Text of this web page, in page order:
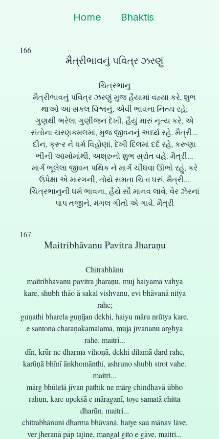
Home Bhaktis
મૈત્રીભાવનું પવિત્ર ઝરણું
ચિત્રભાનુ
મૈત્રીભાવનું પવિત્ર ઝરણું મુજ હૈયામાં વહ્યા કરે, શુભ
થાઓ આ સકલ વિશ્વનું, એવી ભાવના નિત્ય રહે;
ગુણથી ભરેલા ગુણીજન દેખી, હૈયું મારું નૃત્ય કરે, એ
સંતોના ચરણકમલમાં, મુજ જીવનનું અર્ધ્ય રહે. મૈત્રી...
દીન, ક્રૂર ને ધર્મ વિહોણાં, દેખી દિલમાં દર્દ રહે, કરૂણા
ભીની આંખોમાંથી, અશ્રુનો શુભ સ્રોત વહે. મૈત્રી...
માર્ગ ભૂલેલા જીવન પથિક ને માર્ગ ચીંધવા ઊભો રહું, કરે
ઉપેક્ષા એ મારગની, તોયે સમતા ચિત્ત ધરું. મૈત્રી...
ચિત્રભાનુની ધર્મ ભાવના, હૈયે સૌ માનવ લાવે, વેર ઝેરનાં
પાપ તજીને, મંગલ ગીતો એ ગાવે. મૈત્રી
166
Maitribhāvanu Pavitra Jharaṇu
Chitrabhānu
maitribhāvanu pavitra jharaņu, muj haiyāmā vahyā
kare, shubh thāo ā sakal vishvanu, evi bhāvanā nitya
rahe;
guṇathi bharela guṇījan dekhi, haiyu māru nrūtya kare,
e santonā charaṇakamalamā, muja jīvananu arghya
rahe. maitrī...
dīn, krūr ne dharma vihoṇā, dekhi dilamā dard rahe,
karūṇā bhīnī ānkhomānthi, ashruno shubh strot vahe.
maitri...
mārg bhūlelā jīvan pathik ne märg chindhavā ūbho
rahun, kare upekśā e māraganī, toye samatā chitta
dharūn. maitri...
chitrabhānuni dharma bhāvanā, haiye sau mānav lāve,
ver jheranā pāp tajine, mangal gito e gāve. maitri...
167